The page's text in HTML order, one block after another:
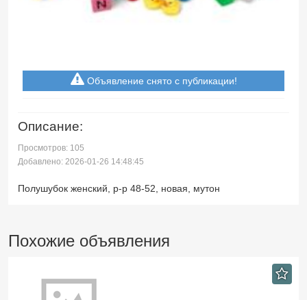
Объявление снято с публикации!
Описание:
Просмотров: 105
Добавлено: 2026-01-26 14:48:45
Полушубок женский, р-р 48-52, новая, мутон
Похожие объявления